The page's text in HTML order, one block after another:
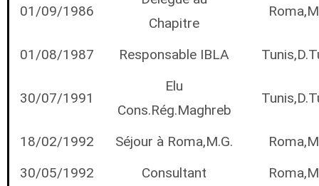
01/09/1986
Chapitre
01/08/1987 Responsable IBLA
30/07/1991
Elu
Cons.Rég.Maghreb
18/02/1992 Séjour à Roma,M.G.
30/05/1992
Consultant